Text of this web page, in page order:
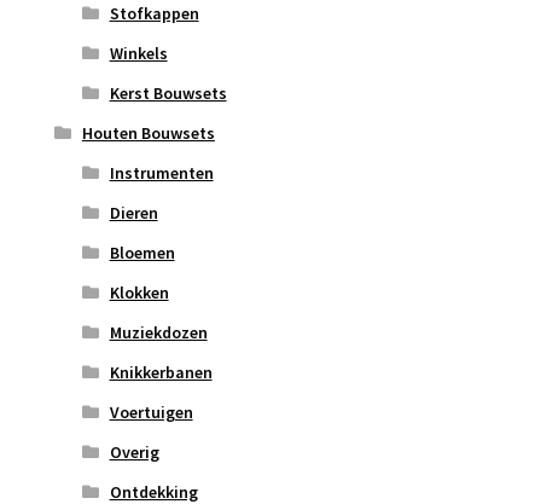
Stofkappen
Winkels
Kerst Bouwsets
Houten Bouwsets
Instrumenten
Dieren
Bloemen
Klokken
Muziekdozen
Knikkerbanen
Voertuigen
Overig
Ontdekking